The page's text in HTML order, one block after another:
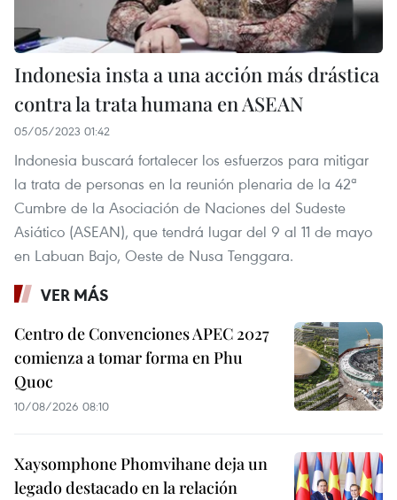
Indonesia insta a una acción más drástica
contra la trata humana en ASEAN
05/05/2023 01:42
Indonesia buscará fortalecer los esfuerzos para mitigar
la trata de personas en la reunión plenaria de la 42ª
Cumbre de la Asociación de Naciones del Sudeste
Asiático (ASEAN), que tendrá lugar del 9 al 11 de mayo
en Labuan Bajo, Oeste de Nusa Tenggara.
VER MÁS
Centro de Convenciones APEC 2027
comienza a tomar forma en Phu
Quoc
10/08/2026 08:10
Xaysomphone Phomvihane deja un
legado destacado en la relación